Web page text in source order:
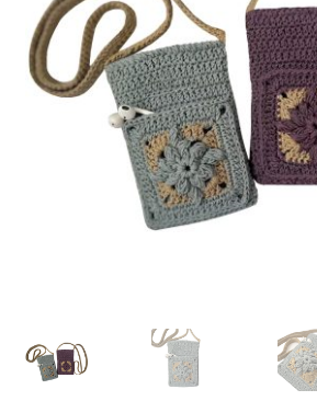
Despre noi
Finalizare
Politica de cookie-uri
Politica de rambursari si returnari